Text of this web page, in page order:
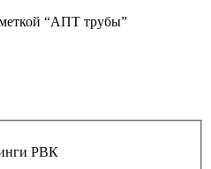
“АПТ трубы”
РВК